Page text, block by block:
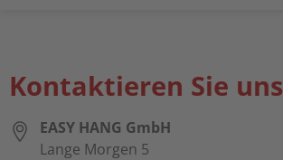
Kontaktieren Sie uns
EASY HANG GmbH
Lange Morgen 5